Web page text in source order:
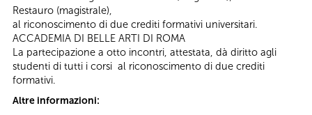
Restauro (magistrale),
al riconoscimento di due crediti formativi universitari.
ACCADEMIA DI BELLE ARTI DI ROMA
La partecipazione a otto incontri, attestata, dà diritto agli
studenti di tutti i corsi al riconoscimento di due crediti
formativi.
Altre informazioni: